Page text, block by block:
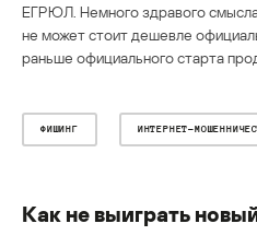
ЕГРЮЛ. Немного здравого
не может стоит дешевле
раньше официального старта
ФИШИНГ ИНТЕРНЕТ-
Как не выиграть